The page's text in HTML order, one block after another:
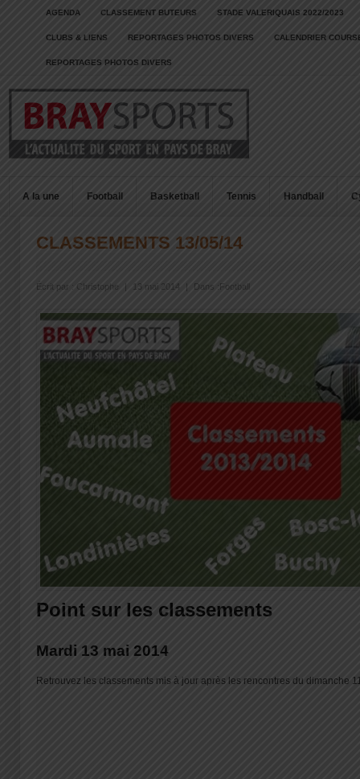
AGENDA CLASSEMENT BUTEURS STADE VALERIQUAIS 2022/2023
CLUBS & LIENS REPORTAGES PHOTOS DIVERS CALENDRIER
REPORTAGES PHOTOS DIVERS
A la une Football Basketball Tennis Handball
CLASSEMENTS 13/05/14
Écrit par : Christophe 13 mai 2014 Dans : Football
Point sur les classements
Mardi 13 mai 2014
Retrouvez les classements mis à jour après les rencontres du dimanche